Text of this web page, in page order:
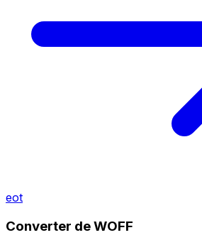
eot
Converter de WOFF